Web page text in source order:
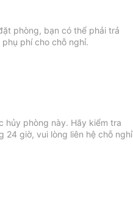
phòng, bạn có thể phải trả
phí cho chỗ nghỉ.
hủy phòng này. Hãy kiểm tra
24 giờ, vui lòng liên hệ chỗ nghỉ